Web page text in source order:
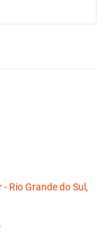
Rio Grande do Sul,